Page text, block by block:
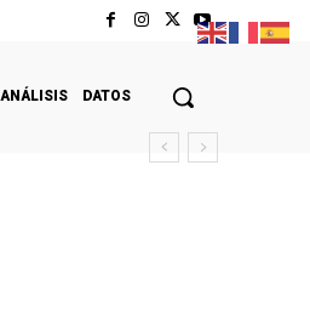
ANÁLISIS DATOS